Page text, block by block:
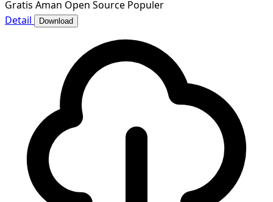
Gratis Aman Open Source Populer
Detail
Download